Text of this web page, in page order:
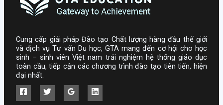
Cung cấp giải pháp Đào tạo Chất lượng hàng đầu thế giới
và dịch vụ Tư vấn Du học, GTA mang đến cơ hội cho học
sinh – sinh viên Việt nam trải nghiệm hệ thống giáo dục
toàn cầu, tiếp cận các chương trình đào tạo tiên tiến, hiện
đại nhất.